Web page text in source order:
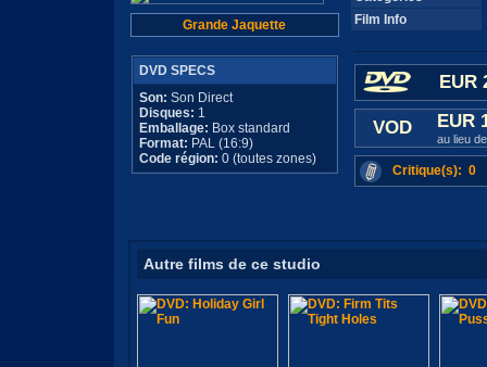
Grande Jaquette
DVD SPECS
Son: Son Direct
Disques: 1
Emballage: Box standard
Format: PAL (16:9)
Code région: 0 (toutes zones)
Film Info
EUR
VOD EUR
au lieu
Critique(s): 0
Autre films de ce studio